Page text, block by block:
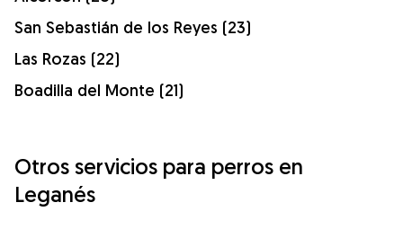
San Sebastián de los Reyes (23)
Las Rozas (22)
Boadilla del Monte (21)
Otros servicios para perros en
Leganés